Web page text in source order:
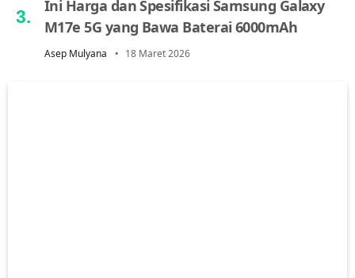
Ini Harga dan Spesifikasi Samsung Galaxy
M17e 5G yang Bawa Baterai 6000mAh
Asep Mulyana 18 Maret 2026